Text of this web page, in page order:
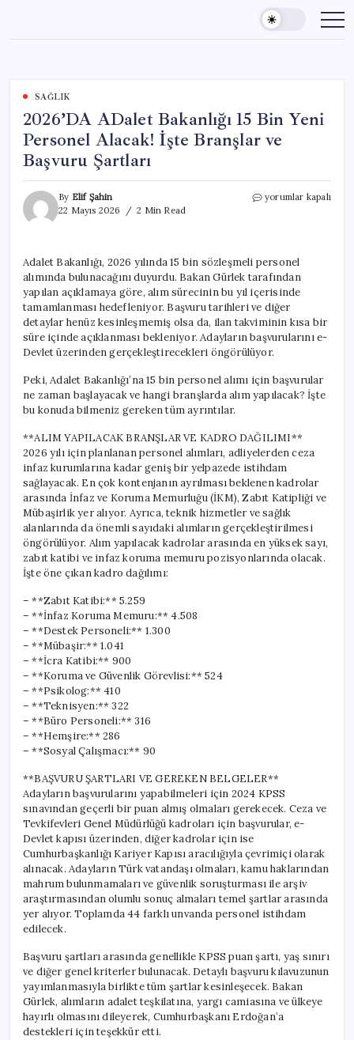
content
SAĞLIK
2026’DA ADalet Bakanlığı 15 Bin Yeni
Personel Alacak! İşte Branşlar ve
Başvuru Şartları
By Elif Şahin
22 Mayıs 2026
2 Min Read
2026’DA
Yeni
Personel
Alacak!
İşte
Branşlar
Başvuru
Şartları
yorumlar kapalı
Adalet Bakanlığı, 2026 yılında 15 bin sözleşmeli personel
alımında bulunacağını duyurdu. Bakan Gürlek tarafından
yapılan açıklamaya göre, alım sürecinin bu yıl içerisinde
tamamlanması hedefleniyor. Başvuru tarihleri ve diğer
detaylar henüz kesinleşmemiş olsa da, ilan takviminin kısa bir
süre içinde açıklanması bekleniyor. Adayların başvurularını e-
Devlet üzerinden gerçekleştirecekleri öngörülüyor.
Peki, Adalet Bakanlığı’na 15 bin personel alımı için başvurular
ne zaman başlayacak ve hangi branşlarda alım yapılacak? İşte
bu konuda bilmeniz gereken tüm ayrıntılar.
**ALIM YAPILACAK BRANŞLAR VE KADRO DAĞILIMI**
2026 yılı için planlanan personel alımları, adliyelerden ceza
infaz kurumlarına kadar geniş bir yelpazede istihdam
sağlayacak. En çok kontenjanın ayrılması beklenen kadrolar
arasında İnfaz ve Koruma Memurluğu (İKM), Zabıt Katipliği ve
Mübaşirlik yer alıyor. Ayrıca, teknik hizmetler ve sağlık
alanlarında da önemli sayıdaki alımların gerçekleştirilmesi
öngörülüyor. Alım yapılacak kadrolar arasında en yüksek sayı,
zabıt katibi ve infaz koruma memuru pozisyonlarında olacak.
İşte öne çıkan kadro dağılımı:
– **Zabıt Katibi:** 5.259
– **İnfaz Koruma Memuru:** 4.508
– **Destek Personeli:** 1.300
– **Mübaşir:** 1.041
– **İcra Katibi:** 900
– **Koruma ve Güvenlik Görevlisi:** 524
– **Psikolog:** 410
– **Teknisyen:** 322
– **Büro Personeli:** 316
– **Hemşire:** 286
– **Sosyal Çalışmacı:** 90
**BAŞVURU ŞARTLARI VE GEREKEN BELGELER**
Adayların başvurularını yapabilmeleri için 2024 KPSS
sınavından geçerli bir puan almış olmaları gerekecek. Ceza ve
Tevkifevleri Genel Müdürlüğü kadroları için başvurular, e-
Devlet kapısı üzerinden, diğer kadrolar için ise
Cumhurbaşkanlığı Kariyer Kapısı aracılığıyla çevrimiçi olarak
alınacak. Adayların Türk vatandaşı olmaları, kamu haklarından
mahrum bulunmamaları ve güvenlik soruşturması ile arşiv
araştırmasından olumlu sonuç almaları temel şartlar arasında
yer alıyor. Toplamda 44 farklı unvanda personel istihdam
edilecek.
Başvuru şartları arasında genellikle KPSS puan şartı, yaş sınırı
ve diğer genel kriterler bulunacak. Detaylı başvuru kılavuzunun
yayımlanmasıyla birlikte tüm şartlar kesinleşecek. Bakan
Gürlek, alımların adalet teşkilatına, yargı camiasına ve ülkeye
hayırlı olmasını dileyerek, Cumhurbaşkanı Erdoğan’a
destekleri için teşekkür etti.